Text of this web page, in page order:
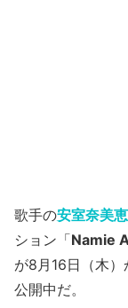
歌手の安室奈美恵
ション「Namie
が8月16日（木
公開中だ。